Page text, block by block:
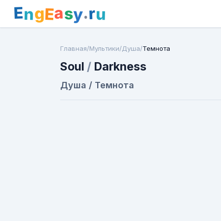
EngEasy.ru
Главная/Мультики/Душа/Темнота
Soul / Darkness
Душа / Темнота